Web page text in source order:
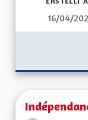
16/04/